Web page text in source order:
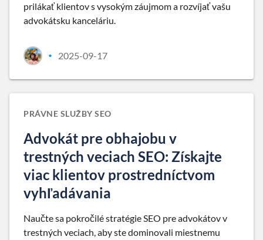
prilákať klientov s vysokým záujmom a rozvíjať vašu
advokátsku kanceláriu.
• 2025-09-17
PRÁVNE SLUŽBY SEO
Advokát pre obhajobu v
trestných veciach SEO: Získajte
viac klientov prostredníctvom
vyhľadávania
Naučte sa pokročilé stratégie SEO pre advokátov v
trestných veciach, aby ste dominovali miestnemu